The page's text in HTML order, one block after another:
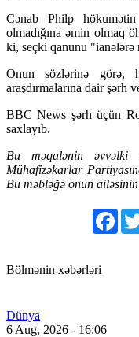
Cənab Philp
olmadığına əmin olmaq
ki, seçki qanunu
Onun sözlərinə görə,
araşdırmalarına dair şərh
BBC News şərh üçün
saxlayıb.
Bu məqalənin əvvəlki
Mühafizəkarlar
Bu məbləğə onun
Bölmənin xəbərləri
Dünya
6 Aug, 2026 - 16:06